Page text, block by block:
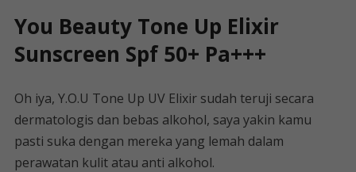
You Beauty Tone Up Elixir
Sunscreen Spf 50+ Pa+++
Oh iya, Y.O.U Tone Up UV Elixir sudah teruji secara
dermatologis dan bebas alkohol, saya yakin kamu
pasti suka dengan mereka yang lemah dalam
perawatan kulit atau anti alkohol.